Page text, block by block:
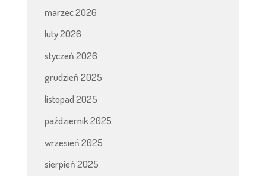
marzec 2026
luty 2026
styczeń 2026
grudzień 2025
listopad 2025
październik 2025
wrzesień 2025
sierpień 2025